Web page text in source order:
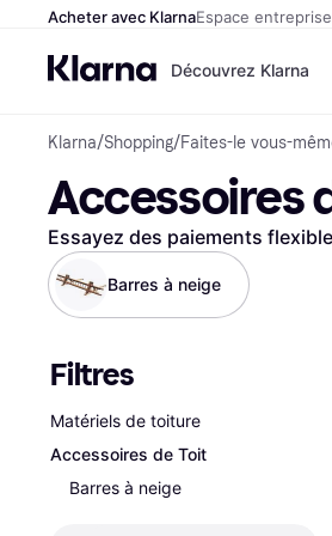
Acheter avec KlarnaEspace
Découvrez Klarna
Klarna/Shopping/Faites-le vous-
Accessoires
Essayez des paiements
Barres à neige
Filtres
Matériels de toiture
Accessoires de Toit
Barres à neige